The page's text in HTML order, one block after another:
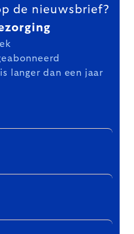
de nieuwsbrief?
langer dan een jaar